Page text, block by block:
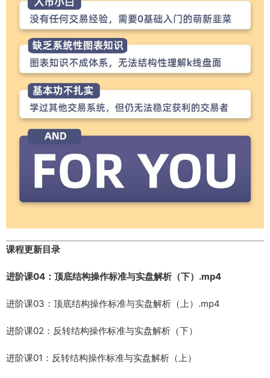
课程更新目录
进阶课04：顶底结构操作标准与实盘解析（下）.mp4
进阶课03：顶底结构操作标准与实盘解析（上）.mp4
进阶课02：反转结构操作标准与实盘解析（下）
进阶课01：反转结构操作标准与实盘解析（上）